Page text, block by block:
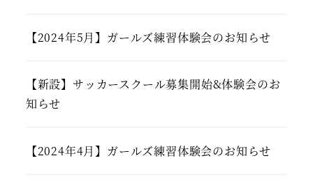
【2024年5月】ガールズ練習体験会のお知らせ
【新設】サッカースクール募集開始&体験会のお
知らせ
【2024年4月】ガールズ練習体験会のお知らせ